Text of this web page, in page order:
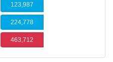
123,987
224,778
463,712